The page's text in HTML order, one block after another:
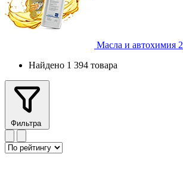
Масла и автохимия 2
Найдено 1 394 товара
Фильтра